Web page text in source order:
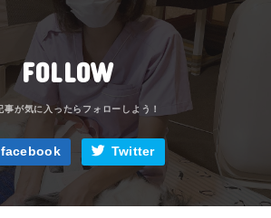
FOLLOW
facebook Twitter